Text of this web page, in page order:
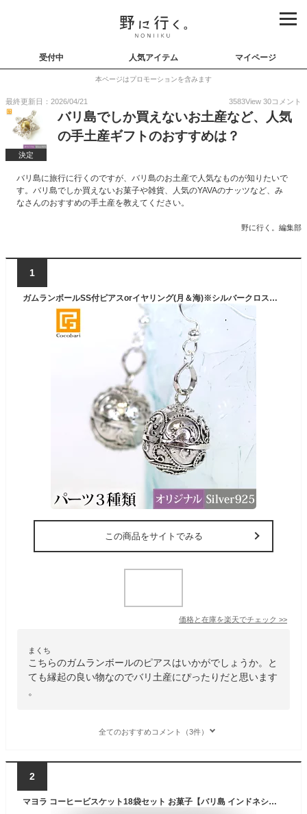
受付中 人気アイテム マイページ
本ページはプロモーションを含みます
最終更新日：2026/04/21 3583View 30コメント
決定
バリ島でしか買えないお土産など、人気
の手土産ギフトのおすすめは？
バリ島に旅行に行くのですが、バリ島のお土産で人気なものが知りたいで
す。バリ島でしか買えないお菓子や雑貨、人気のYAVAのナッツなど、み
なさんのおすすめの手土産を教えてください。
野に行く。編集部
1
ガムランボールSS付ピアスorイヤリング(月＆海)※シルバークロス付き 【ガムラン ボール バリ島 お土産 銀細工 シルバー アクセサリー ペンダントトップ インドネシア お守り 鈴 開運グッズ 開運 恋愛運 金運 仕事運 アイテム 正規品 】《メール便対応可》
この商品をサイトでみる
価格と在庫を楽天でチェック >>
まくち
こちらのガムランボールのピアスはいかがでしょうか。と
ても縁起の良い物なのでバリ土産にぴったりだと思います
。
全てのおすすめコメント（3件）
2
マヨラ コーヒービスケット18袋セット お菓子【バリ島 インドネシア お土産】｜クッキー 東南アジア バリ お土産 インドネシア土産 おみやげ